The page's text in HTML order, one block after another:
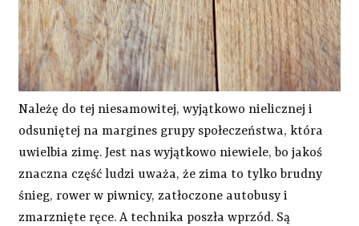
Należę do tej niesamowitej, wyjątkowo nielicznej i
odsuniętej na margines grupy społeczeństwa, która
uwielbia zimę. Jest nas wyjątkowo niewiele, bo jakoś
znaczna część ludzi uważa, że zima to tylko brudny
śnieg, rower w piwnicy, zatłoczone autobusy i
zmarznięte ręce. A technika poszła wprzód. Są